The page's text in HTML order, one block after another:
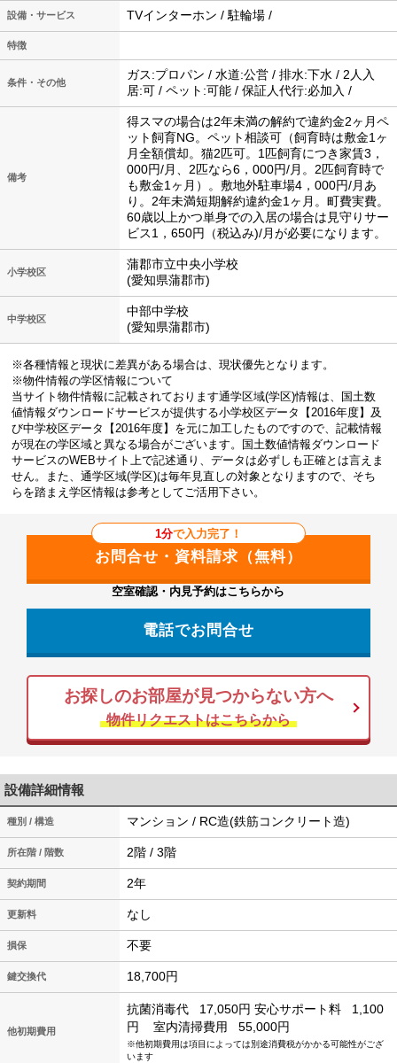
設備・サービス TVインターホン / 駐輪場 /
特徴
条件・その他
ガス:プロパン / 水道:公営 / 排水:下水 / 2人入
居:可 / ペット:可能 / 保証人代行:必加入 /
備考
得スマの場合は2年未満の解約で違約金2ヶ月ペ
ット飼育NG。ペット相談可（飼育時は敷金1ヶ
月全額償却。猫2匹可。1匹飼育につき家賃3，
000円/月、2匹なら6，000円/月。2匹飼育時で
も敷金1ヶ月）。敷地外駐車場4，000円/月あ
り。2年未満短期解約違約金1ヶ月。町費実費。
60歳以上かつ単身での入居の場合は見守りサー
ビス1，650円（税込み)/月が必要になります。
小学校区
蒲郡市立中央小学校
(愛知県蒲郡市)
中学校区
中部中学校
(愛知県蒲郡市)
※各種情報と現状に差異がある場合は、現状優先となります。
※物件情報の学区情報について
当サイト物件情報に記載されております通学区域(学区)情報は、国土数
値情報ダウンロードサービスが提供する小学校区データ【2016年度】及
び中学校区データ【2016年度】を元に加工したものですので、記載情報
が現在の学区域と異なる場合がございます。国土数値情報ダウンロード
サービスのWEBサイト上で記述通り、データは必ずしも正確とは言えま
せん。また、通学区域(学区)は毎年見直しの対象となりますので、そち
らを踏まえ学区情報は参考としてご活用下さい。
1分で入力完了！
空室確認・内見予約はこちらから
電話でお問合せ
お探しのお部屋が見つからない方へ
物件リクエストはこちらから
設備詳細情報
種別 / 構造 マンション / RC造(鉄筋コンクリート造)
所在階 / 階数 2階 / 3階
契約期間 2年
更新料 なし
損保 不要
鍵交換代 18,700円
他初期費用
抗菌消毒代 17,050円 安心サポート料
1,100
円
室内清掃費用 55,000円
※他初期費用は項目によっては別途消費税がかかる可能性がござ
います